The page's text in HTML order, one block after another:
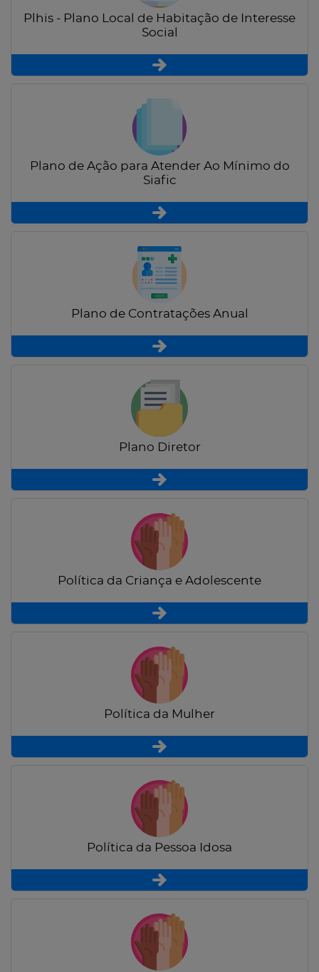
Plhis - Plano Local de Habitação de Interesse
Social
Plano de Ação para Atender Ao Mínimo do
Siafic
Plano de Contratações Anual
Plano Diretor
Política da Criança e Adolescente
Política da Mulher
Política da Pessoa Idosa